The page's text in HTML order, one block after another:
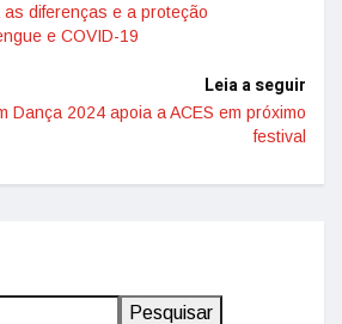
diferenças e a proteção
e COVID-19
Leia a seguir
Dança 2024 apoia a ACES em próximo
festival
Pesquisar